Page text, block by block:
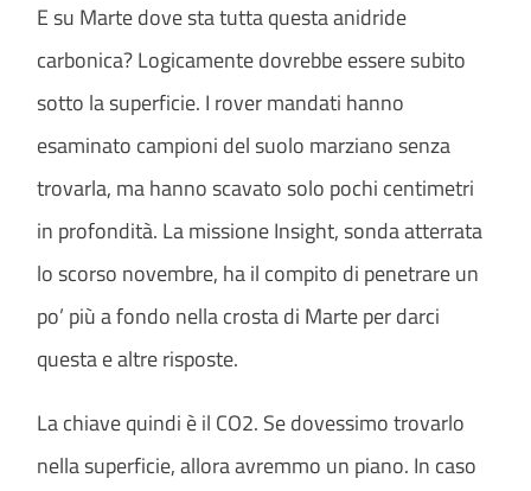
E su Marte dove sta tutta questa anidride
carbonica? Logicamente dovrebbe essere subito
sotto la superficie. I rover mandati hanno
esaminato campioni del suolo marziano senza
trovarla, ma hanno scavato solo pochi centimetri
in profondità. La missione Insight, sonda atterrata
lo scorso novembre, ha il compito di penetrare un
po’ più a fondo nella crosta di Marte per darci
questa e altre risposte.
La chiave quindi è il CO2. Se dovessimo trovarlo
nella superficie, allora avremmo un piano. In caso